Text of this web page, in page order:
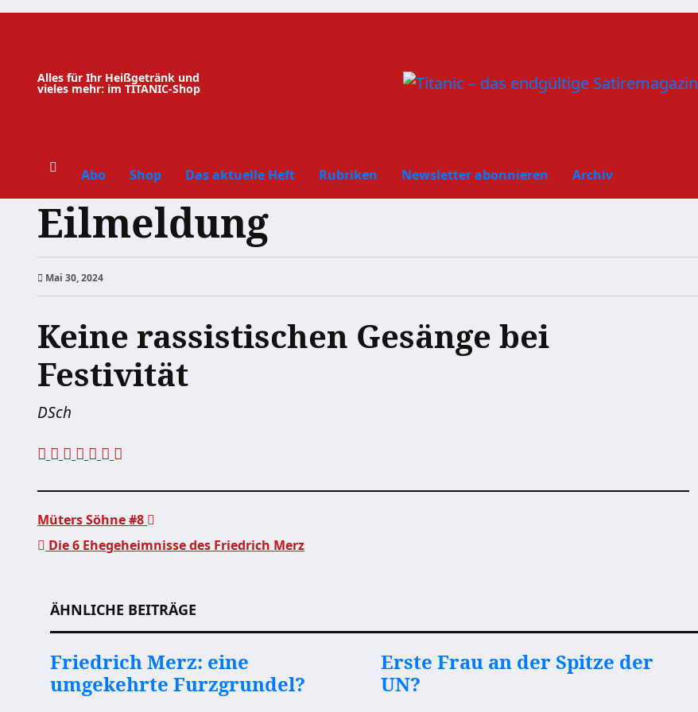
Zum
Alles für Ihr Heißgetränk und
vieles mehr: im TITANIC-Shop
Abo Shop Das aktuelle Heft Rubriken Newsletter abonnieren Archiv
Eilmeldung
Mai 30, 2024
Keine rassistischen Gesänge bei
Festivität
DSch
Müters Söhne #8
Die 6 Ehegeheimnisse des Friedrich Merz
ÄHNLICHE BEITRÄGE
Friedrich Merz: eine
umgekehrte Furzgrundel?
Erste Frau an der Spitze der
UN?